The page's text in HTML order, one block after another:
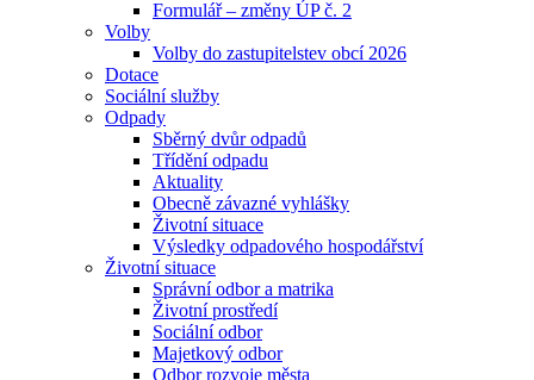
Formulář – změny ÚP č. 2
Volby
Volby do zastupitelstev obcí 2026
Dotace
Sociální služby
Odpady
Sběrný dvůr odpadů
Třídění odpadu
Aktuality
Obecně závazné vyhlášky
Životní situace
Výsledky odpadového hospodářství
Životní situace
Správní odbor a matrika
Životní prostředí
Sociální odbor
Majetkový odbor
Odbor rozvoje města